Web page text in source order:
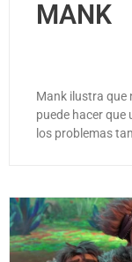
MANK
Mank ilustra que
puede hacer que
los problemas